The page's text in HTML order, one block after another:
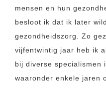
mensen en hun
besloot ik dat ik later
gezondheidszorg. Zo
vijfentwintig jaar heb ik
bij diverse specialismen
waaronder enkele jaren